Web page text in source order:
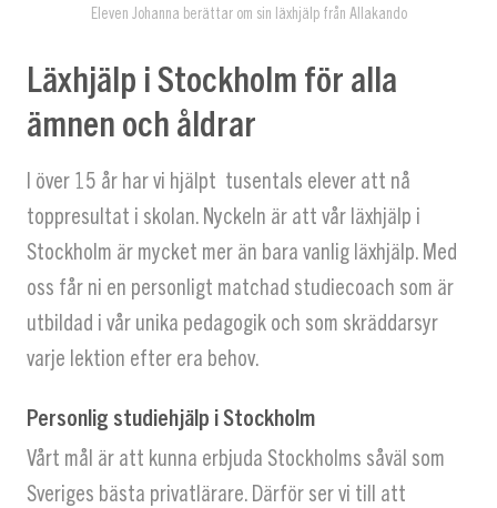
Eleven Johanna berättar om sin läxhjälp från Allakando
Läxhjälp i Stockholm för alla
ämnen och åldrar
I över 15 år har vi hjälpt tusentals elever att nå
toppresultat i skolan. Nyckeln är att vår läxhjälp i
Stockholm är mycket mer än bara vanlig läxhjälp. Med
oss får ni en personligt matchad studiecoach som är
utbildad i vår unika pedagogik och som skräddarsyr
varje lektion efter era behov.
Personlig studiehjälp i Stockholm
Vårt mål är att kunna erbjuda Stockholms såväl som
Sveriges bästa privatlärare. Därför ser vi till att